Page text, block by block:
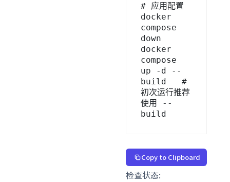
# 应用配置
docker
compose
down
docker
compose
up -d --
build   #
初次运行推荐
使用 --
build
Copy to Clipboard
检查状态: